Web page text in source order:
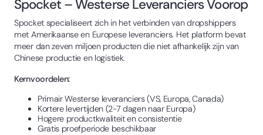
Spocket – Westerse Leveranciers Voorop
Spocket specialiseert zich in het verbinden van dropshippers
met Amerikaanse en Europese leveranciers. Het platform bevat
meer dan zeven miljoen producten die niet afhankelijk zijn van
Chinese productie en logistiek.
Kernvoordelen:
Primair Westerse leveranciers (VS, Europa, Canada)
Kortere levertijden (2-7 dagen naar Europa)
Hogere productkwaliteit en consistentie
Gratis proefperiode beschikbaar